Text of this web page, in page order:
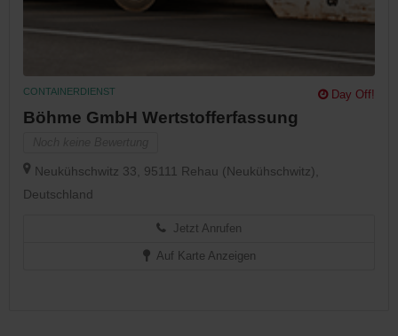
CONTAINERDIENST Day Off!
Böhme GmbH Wertstofferfassung
Neukühschwitz 33, 95111 Rehau (Neukühschwitz),
Deutschland
Jetzt Anrufen
Auf Karte Anzeigen